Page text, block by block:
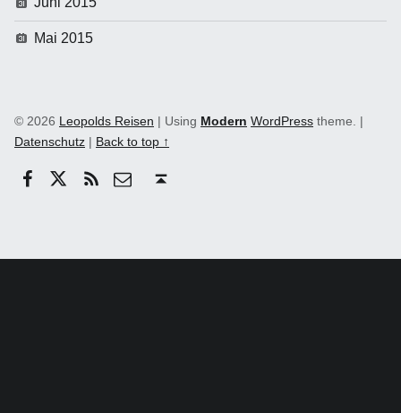
Mai 2015
© 2026 Leopolds Reisen | Using Modern WordPress theme. |
Datenschutz | Back to top ↑